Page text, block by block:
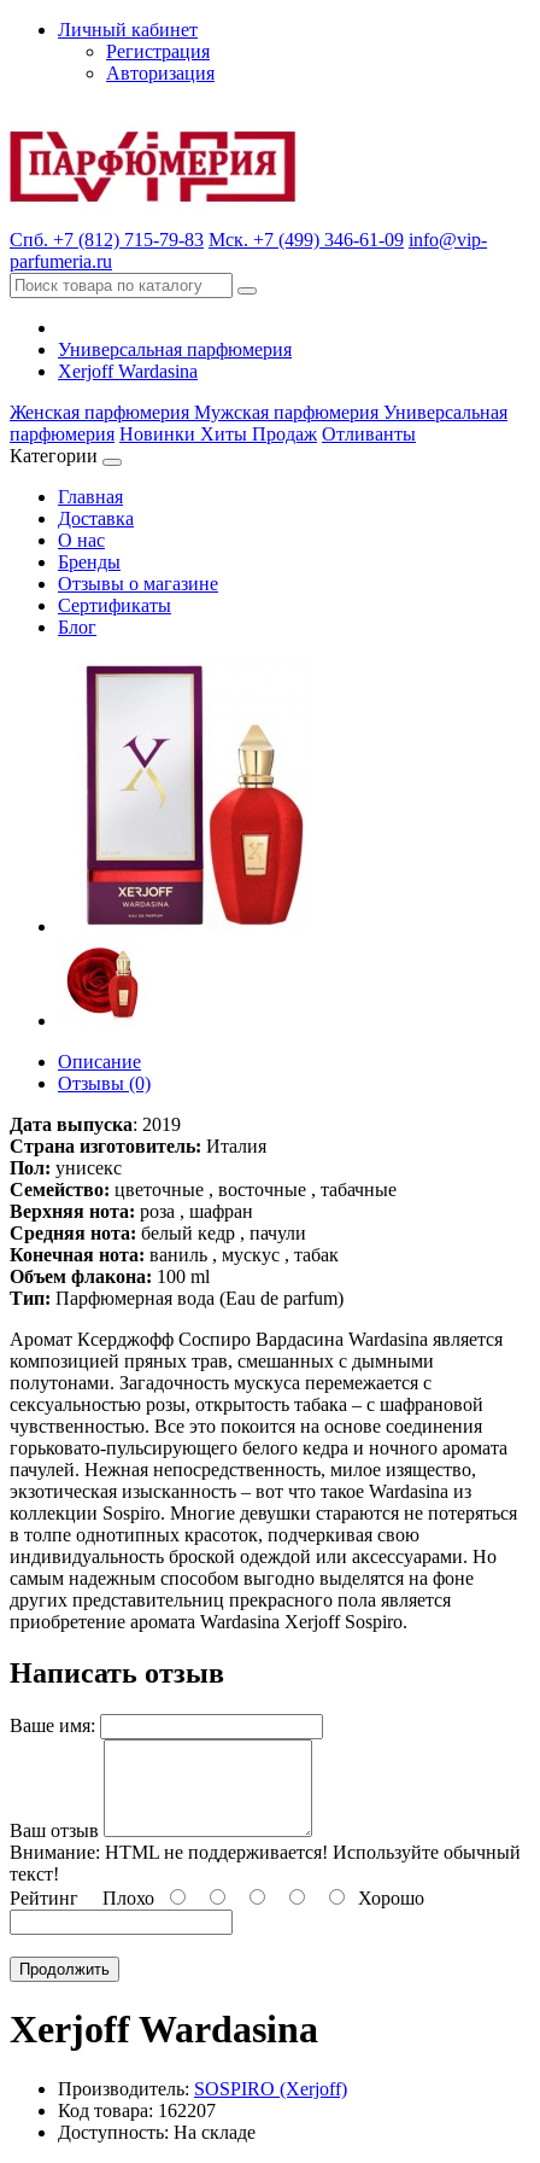
Личный кабинет
Регистрация
Авторизация
Спб. +7 (812) 715-79-83 Мск. +7 (499) 346-61-09 info@vip-
parfumeria.ru
Универсальная парфюмерия
Xerjoff Wardasina
Женская парфюмерия Мужская парфюмерия Универсальная
парфюмерия Новинки Хиты Продаж Отливанты
Категории
Главная
Доставка
О нас
Бренды
Отзывы о магазине
Сертификаты
Блог
Описание
Отзывы (0)
Дата выпуска: 2019
Страна изготовитель: Италия
Пол: унисекс
Семейство: цветочные , восточные , табачные
Верхняя нота: роза , шафран
Средняя нота: белый кедр , пачули
Конечная нота: ваниль , мускус , табак
Объем флакона: 100 ml
Тип: Парфюмерная вода (Eau de parfum)
Аромат Ксерджофф Соспиро Вардасина Wardasina является
композицией пряных трав, смешанных с дымными
полутонами. Загадочность мускуса перемежается с
сексуальностью розы, открытость табака – с шафрановой
чувственностью. Все это покоится на основе соединения
горьковато-пульсирующего белого кедра и ночного аромата
пачулей. Нежная непосредственность, милое изящество,
экзотическая изысканность – вот что такое Wardasina из
коллекции Sospiro. Многие девушки стараются не потеряться
в толпе однотипных красоток, подчеркивая свою
индивидуальность броской одеждой или аксессуарами. Но
самым надежным способом выгодно выделятся на фоне
других представительниц прекрасного пола является
приобретение аромата Wardasina Xerjoff Sospiro.
Написать отзыв
Ваше имя:
Ваш отзыв
Внимание: HTML не поддерживается! Используйте обычный
текст!
Рейтинг Плохо Хорошо
Продолжить
Xerjoff Wardasina
Производитель: SOSPIRO (Xerjoff)
Код товара: 162207
Доступность: На складе